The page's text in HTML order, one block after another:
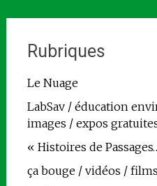
Rubriques
Le Nuage
LabSav / éducation
images / expos
« Histoires de
ça bouge / vidéos / films